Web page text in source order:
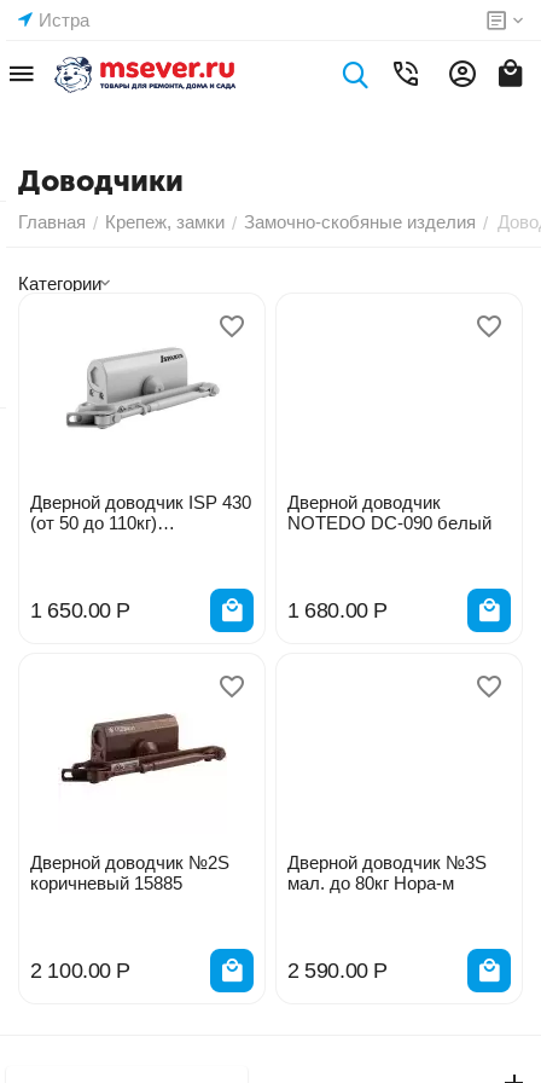
Истра
Доводчики
Главная / Крепеж, замки / Замочно-скобяные изделия /
Категории
Дверной доводчик ISP 430
(от 50 до 110кг)
1 650.00 Р
Дверной доводчик
NOTEDO DC-090 белый
1 680.00 Р
Дверной доводчик №2S
коричневый 15885
2 100.00 Р
Дверной доводчик №3S
мал. до 80кг Нора-м
2 590.00 Р